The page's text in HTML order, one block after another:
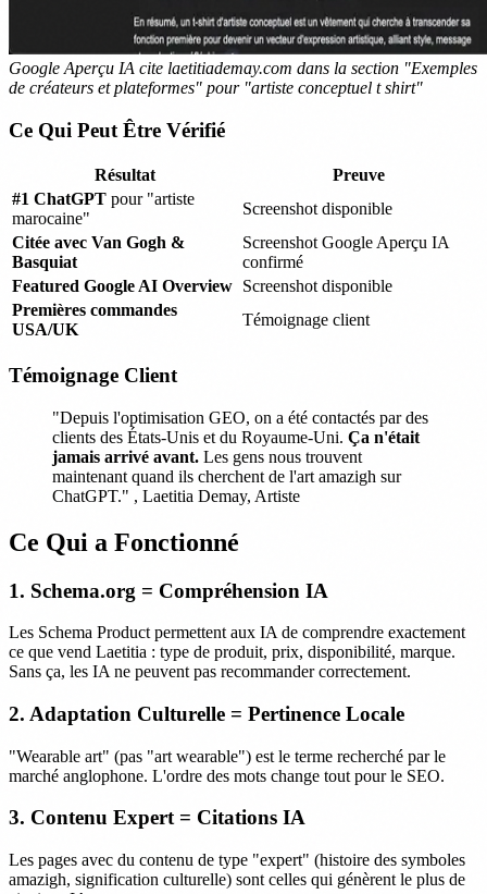
Google Aperçu IA cite laetitiademay.com dans la section "Exemples
de créateurs et plateformes" pour "artiste conceptuel t shirt"
Ce Qui Peut Être Vérifié
Résultat
Preuve
#1 ChatGPT pour "artiste
marocaine"
Screenshot disponible
Citée avec Van Gogh &
Basquiat
Screenshot Google Aperçu IA
confirmé
Featured Google AI Overview Screenshot disponible
Premières commandes
USA/UK
Témoignage client
Témoignage Client
"Depuis l'optimisation GEO, on a été contactés par des
clients des États-Unis et du Royaume-Uni. Ça n'était
jamais arrivé avant. Les gens nous trouvent
maintenant quand ils cherchent de l'art amazigh sur
ChatGPT." , Laetitia Demay, Artiste
Ce Qui a Fonctionné
1. Schema.org = Compréhension IA
Les Schema Product permettent aux IA de comprendre exactement
ce que vend Laetitia : type de produit, prix, disponibilité, marque.
Sans ça, les IA ne peuvent pas recommander correctement.
2. Adaptation Culturelle = Pertinence Locale
"Wearable art" (pas "art wearable") est le terme recherché par le
marché anglophone. L'ordre des mots change tout pour le SEO.
3. Contenu Expert = Citations IA
Les pages avec du contenu de type "expert" (histoire des symboles
amazigh, signification culturelle) sont celles qui génèrent le plus de